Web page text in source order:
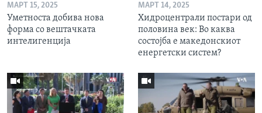
МАРТ 15, 2025
Уметноста добива нова
форма со вештачката
интелигенција
МАРТ 14, 2025
Хидроцентрали постари од
половина век: Во каква
состојба е македонскиот
енергетски систем?